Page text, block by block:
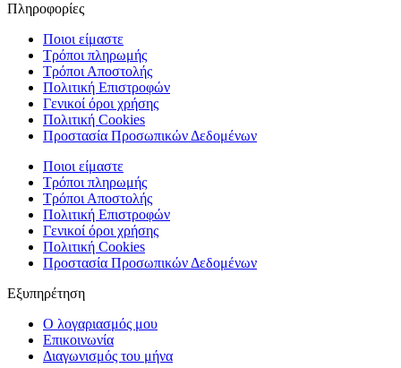
Πληροφορίες
Ποιοι είμαστε
Τρόποι πληρωμής
Τρόποι Αποστολής
Πολιτική Επιστροφών
Γενικοί όροι χρήσης
Πολιτική Cookies
Προστασία Προσωπικών Δεδομένων
Ποιοι είμαστε
Τρόποι πληρωμής
Τρόποι Αποστολής
Πολιτική Επιστροφών
Γενικοί όροι χρήσης
Πολιτική Cookies
Προστασία Προσωπικών Δεδομένων
Εξυπηρέτηση
Ο λογαριασμός μου
Επικοινωνία
Διαγωνισμός του μήνα